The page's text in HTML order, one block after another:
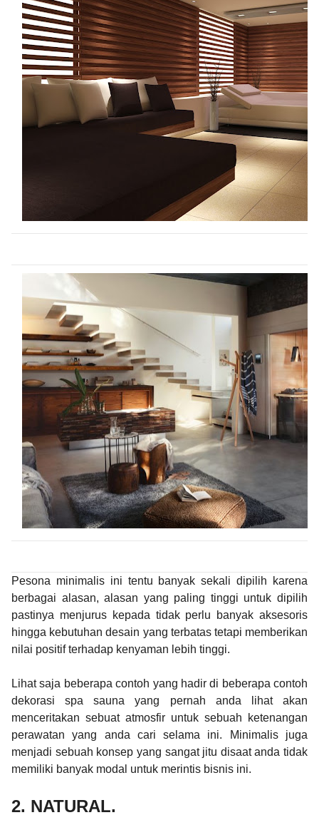
Pesona minimalis ini tentu banyak sekali dipilih karena
berbagai alasan, alasan yang paling tinggi untuk dipilih
pastinya menjurus kepada tidak perlu banyak aksesoris
hingga kebutuhan desain yang terbatas tetapi memberikan
nilai positif terhadap kenyaman lebih tinggi.
Lihat saja beberapa contoh yang hadir di beberapa contoh
dekorasi spa sauna yang pernah anda lihat akan
menceritakan sebuat atmosfir untuk sebuah ketenangan
perawatan yang anda cari selama ini. Minimalis juga
menjadi sebuah konsep yang sangat jitu disaat anda tidak
memiliki banyak modal untuk merintis bisnis ini.
2. NATURAL.